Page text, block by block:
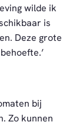
wilde ik
is
Deze grote
bij
Zo kunnen